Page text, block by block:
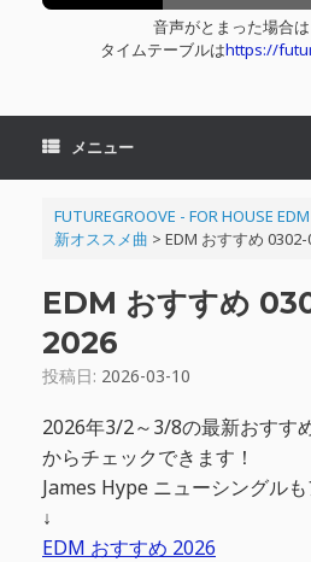
音声がとまった場合
タイムテーブルはhttps://
メニュー
FUTUREGROOVE - FOR HOUSE
新オススメ曲 > EDM おすすめ
EDM おすすめ
2026
投稿日: 2026-03-10
2026年3/2～3/8の最新おすす
からチェックできます！
James Hype ニューシングル
↓
EDM おすすめ 2026